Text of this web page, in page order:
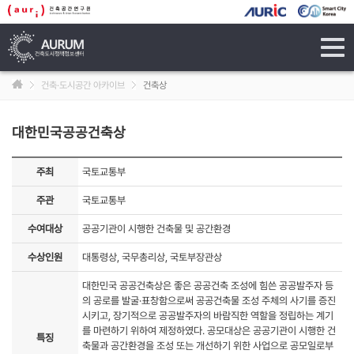
건축·도시공간 아카이브 건축상
대한민국공공건축상
주최 국토교통부
주관 국토교통부
수여대상 공공기관이 시행한 건축물 및 공간환경
수상인원 대통령상, 국무총리상, 국토부장관상
특징
대한민국 공공건축상은 좋은 공공건축 조성에 힘쓴 공공발주자 등
의 공로를 발굴·표창함으로써 공공건축물 조성 주체의 사기를 증진
시키고, 장기적으로 공공발주자의 바람직한 역할을 정립하는 계기
를 마련하기 위하여 제정하였다. 공모대상은 공공기관이 시행한 건
축물과 공간환경을 조성 또는 개선하기 위한 사업으로 공모일로부